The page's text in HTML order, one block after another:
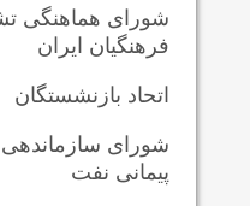
شورای هماهنگی
فرهنگیان ایران
اتحاد بازنشستگان
شورای سازماندهی
پیمانی نفت